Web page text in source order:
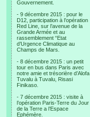
Gouvernement.
- 9 décembre 2015 : pour le
D12, participation à l’opération
Red Line, sur l’avenue de la
Grande Armée et au
rassemblement “Etat
d’Urgence Climatique au
Champs de Mars.
- 8 décembre 2015 : un petit
tour en bus dans Paris avec
notre amie et trésorière d’Alofa
Tuvalu à Tuvalu, Risasi
Finikaso.
- 7 décembre 2015 : visite à
l’opération Paris-Terre du Jour
de la Terre a l’Espace
Ephémère.